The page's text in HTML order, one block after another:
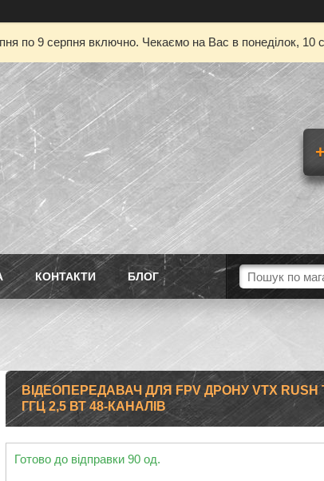
по 9 серпня включно. Чекаємо на Вас в понеділок, 10
КОНТАКТИ БЛОГ
ВІДЕОПЕРЕДАВАЧ ДЛЯ FPV ДРОНУ VTX RUSH
ГГЦ 2,5 ВТ 48-КАНАЛІВ
Готово до відправки 90 од.